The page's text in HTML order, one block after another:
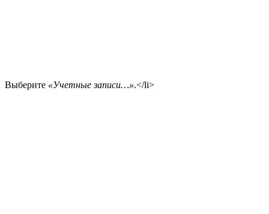
Выберите «Учетные записи…».</li>